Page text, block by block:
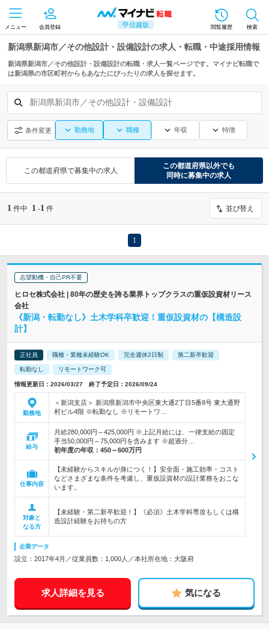
甲信越版
メニュー 会員登録 閲覧履歴 検索
新潟県新潟市／その他設計・設備設計の求人・転職・中途採用情報
新潟県新潟市／その他設計・設備設計の転職・求人一覧ページです。マイナビ転職で
は新潟県の市区町村からもあなたにぴったりの求人を探せます。
新潟県新潟市／その他設計・設備設計
条件変更 勤務地 職種 年収 特徴
この都道府県で募集中の求人
この都道府県以外でも
同時に募集中の求人
1 件中 1 -1 件 並び替え
1
志望動機・自己PR不要
ヒロセ株式会社 | 80年の歴史を誇る業界トップクラスの重仮設資材リース
会社
《新潟・転勤なし》土木学科卒歓迎！重仮設資材の【構造設
計】
正社員 職種・業種未経験OK 完全週休2日制 第二新卒歓迎
転勤なし リモートワーク可
情報更新日：2026/03/27 終了予定日：2026/09/24
勤務地
＜新潟支店＞ 新潟県新潟市中央区東大通2丁目5番8号 東大通野
村ビル4階 ※転勤なし ※リモートワ…
給与
月給280,000円～425,000円 ※上記月給には、一律支給の固定
手当50,000円～75,000円を含みます ※超過分…
初年度の年収： 450～600万円
仕事内容
【未経験からスキルが身につく！】安全面・施工効率・コスト
などさまざまな条件を考慮し、重仮設資材の設計業務をおこな
います。
対象と
なる方
【未経験・第二新卒歓迎！】《必須》土木学科専攻もしくは構
造設計経験をお持ちの方
企業データ
設立：2017年4月／従業員数：1,000人／本社所在地：大阪府
求人詳細を見る 気になる